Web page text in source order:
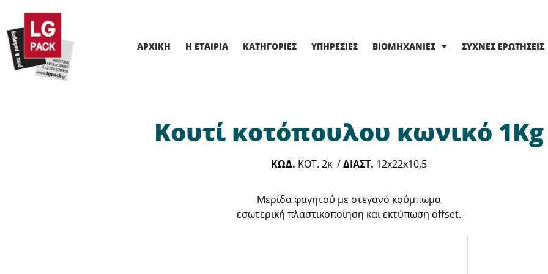
ΑΡΧΙΚΉ Η ΕΤΑΙΡΊΑ ΚΑΤΗΓΟΡΊΕΣ ΥΠΗΡΕΣΊΕΣ ΒΙΟΜΗΧΑΝΊΕΣ ΣΥΧΝΈΣ ΕΡΩΤΉΣΕΙΣ
Κουτί κοτόπουλου κωνικό 1Kg
ΚΩΔ. KΟΤ. 2κ /ΔΙΑΣΤ. 12x22x10,5
Μερίδα φαγητού με στεγανό κούμπωμα
εσωτερική πλαστικοποίηση και εκτύπωση offset.